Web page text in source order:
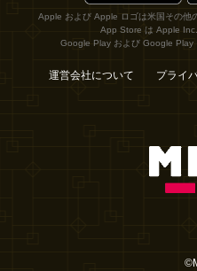
Apple および Apple ロゴは米国その他
App Store は Apple Inc.
Google Play および Google Play
運営会社について プライ